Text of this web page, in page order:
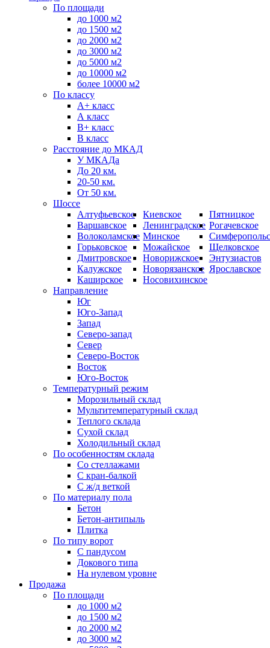
По площади
до 1000 м2
до 1500 м2
до 2000 м2
до 3000 м2
до 5000 м2
до 10000 м2
более 10000 м2
По классу
А+ класс
А класс
B+ класс
В класс
Расстояние до МКАД
У МКАДа
До 20 км.
20-50 км.
От 50 км.
Шоссе
Алтуфьевское
Варшавское
Волоколамское
Горьковское
Дмитровское
Калужское
Каширское
Киевское
Ленинградское
Минское
Можайское
Новорижское
Новорязанское
Носовихинское
Пятницкое
Рогачевское
Щелковское
Энтузиастов
Ярославское
Направление
Юг
Юго-Запад
Запад
Северо-запад
Север
Северо-Восток
Восток
Юго-Восток
Температурный режим
Морозильный склад
Мультитемпературный склад
Теплого склада
Сухой склад
Холодильный склад
По особенностям склада
Со стеллажами
С кран-балкой
С ж/д веткой
По материалу пола
Бетон
Бетон-антипыль
Плитка
По типу ворот
С пандусом
Докового типа
На нулевом уровне
Продажа
По площади
до 1000 м2
до 1500 м2
до 2000 м2
до 3000 м2